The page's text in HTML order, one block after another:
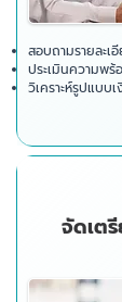
สอบถามรายละเ
ประเมินความพร้
วิเคราะห์รูปแบบ
จัดเต